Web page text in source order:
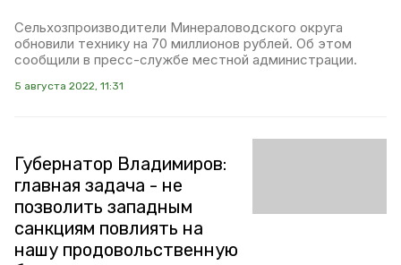
Сельхозпроизводители Минераловодского округа
обновили технику на 70 миллионов рублей. Об этом
сообщили в пресс-службе местной администрации.
5 августа 2022, 11:31
Губернатор Владимиров:
главная задача - не
позволить западным
санкциям повлиять на
нашу продовольственную